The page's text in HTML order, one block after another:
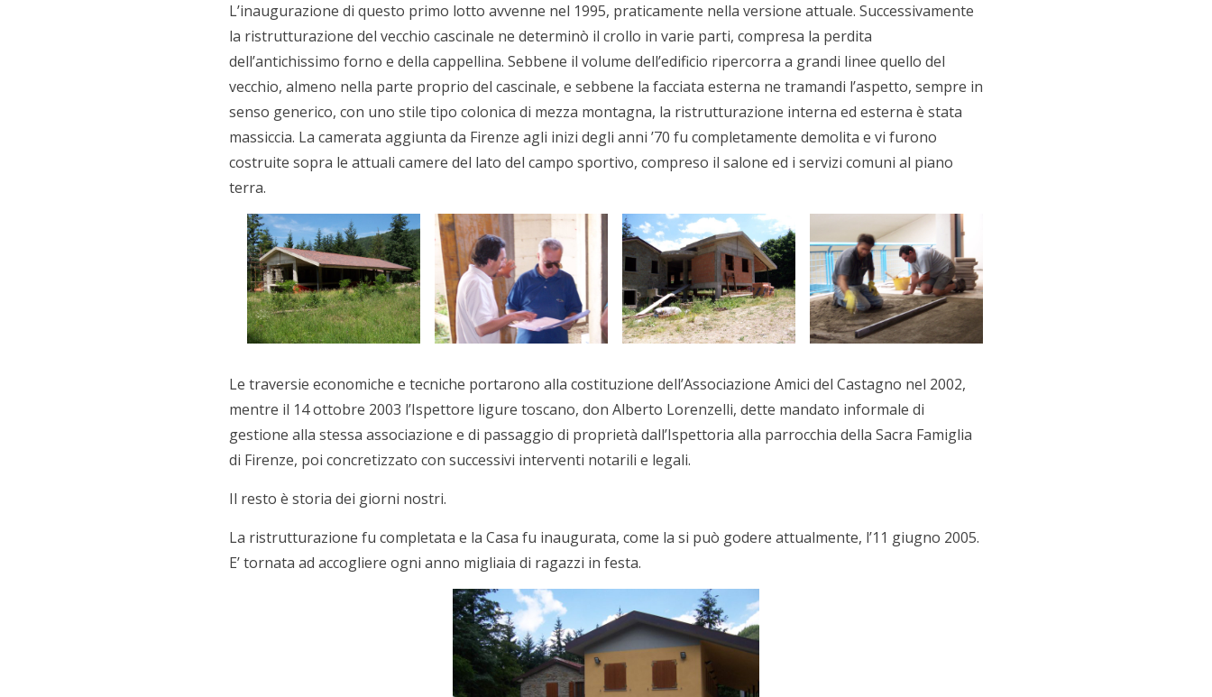
L’inaugurazione di questo primo lotto avvenne nel 1995, praticamente nella versione attuale. Successivamente
la ristrutturazione del vecchio cascinale ne determinò il crollo in varie parti, compresa la perdita
dell’antichissimo forno e della cappellina. Sebbene il volume dell’edificio ripercorra a grandi linee quello del
vecchio, almeno nella parte proprio del cascinale, e sebbene la facciata esterna ne tramandi l’aspetto, sempre in
senso generico, con uno stile tipo colonica di mezza montagna, la ristrutturazione interna ed esterna è stata
massiccia. La camerata aggiunta da Firenze agli inizi degli anni ’70 fu completamente demolita e vi furono
costruite sopra le attuali camere del lato del campo sportivo, compreso il salone ed i servizi comuni al piano
terra.
Le traversie economiche e tecniche portarono alla costituzione dell’Associazione Amici del Castagno nel 2002,
mentre il 14 ottobre 2003 l’Ispettore ligure toscano, don Alberto Lorenzelli, dette mandato informale di
gestione alla stessa associazione e di passaggio di proprietà dall’Ispettoria alla parrocchia della Sacra Famiglia
di Firenze, poi concretizzato con successivi interventi notarili e legali.
Il resto è storia dei giorni nostri.
La ristrutturazione fu completata e la Casa fu inaugurata, come la si può godere attualmente, l’11 giugno 2005.
E’ tornata ad accogliere ogni anno migliaia di ragazzi in festa.